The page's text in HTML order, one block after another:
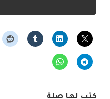
كتب لها صلة